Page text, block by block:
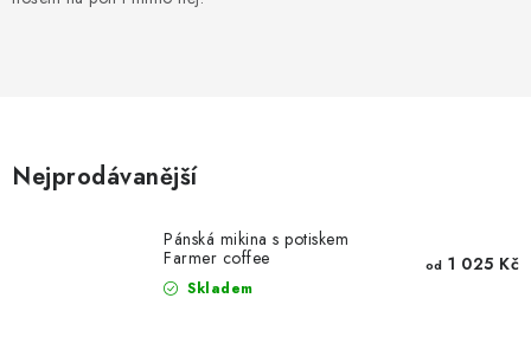
Nejprodávanější
Pánská mikina s potiskem
Farmer coffee
Skladem
od 1 025 Kč